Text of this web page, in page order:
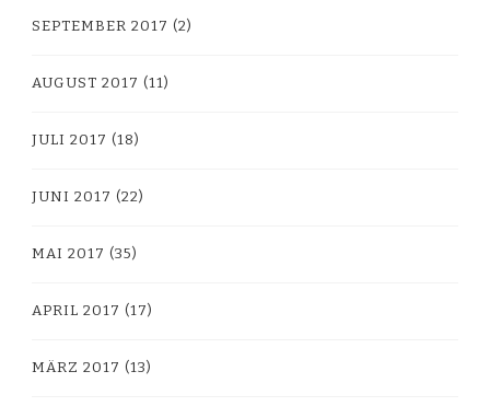
SEPTEMBER 2017 (2)
AUGUST 2017 (11)
JULI 2017 (18)
JUNI 2017 (22)
MAI 2017 (35)
APRIL 2017 (17)
MÄRZ 2017 (13)